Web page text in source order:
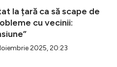
la țară ca să scape de
cu vecinii:
2025, 20:23